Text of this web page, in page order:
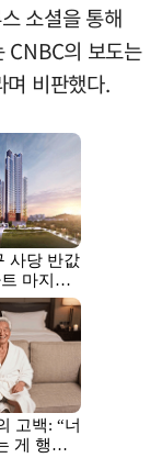
소셜을 통해
CNBC의 보도는
비판했다.